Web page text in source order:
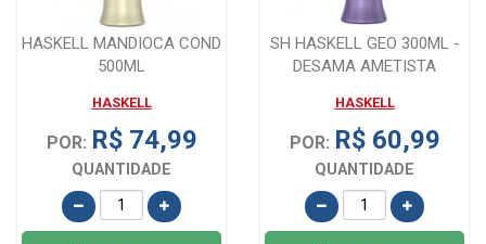
HASKELL MANDIOCA COND
500ML
HASKELL
POR: R$ 74,99
QUANTIDADE
SH HASKELL GEO 300ML -
DESAMA AMETISTA
HASKELL
POR: R$ 60,99
QUANTIDADE